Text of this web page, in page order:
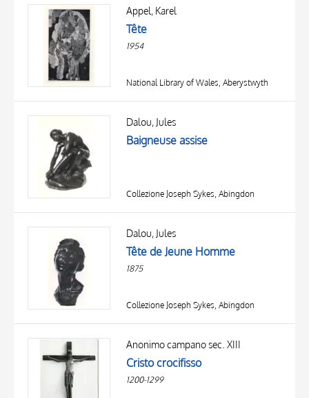
Appel, Karel
Tête
1954
National Library of Wales, Aberystwyth
Dalou, Jules
Baigneuse assise
Collezione Joseph Sykes, Abingdon
Dalou, Jules
Tête de Jeune Homme
1875
Collezione Joseph Sykes, Abingdon
Anonimo campano sec. XIII
Cristo crocifisso
1200-1299